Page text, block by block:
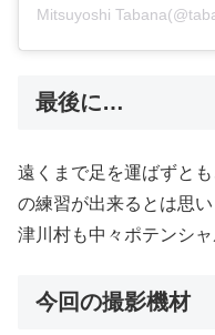
Mitsuyoshi
最後に…
遠くまで足を運ばずと
の練習が出来るとは思
津川村も中々ポテンシャ
今回の撮影機材